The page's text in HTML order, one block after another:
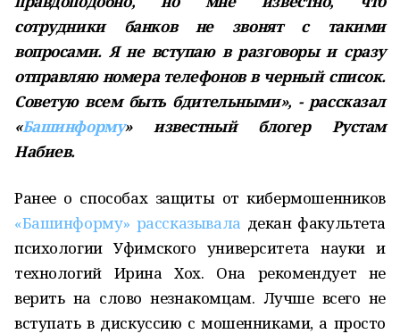
сотрудники банков не звонят с такими
вопросами. Я не вступаю в разговоры и сразу
отправляю номера телефонов в черный список.
Советую всем быть бдительными», - рассказал
«Башинформу» известный блогер Рустам
Набиев.
Ранее о способах защиты от кибермошенников
«Башинформу» рассказывала декан факультета
психологии Уфимского университета науки и
технологий Ирина Хох. Она рекомендует не
верить на слово незнакомцам. Лучше всего не
вступать в дискуссию с мошенниками, а просто